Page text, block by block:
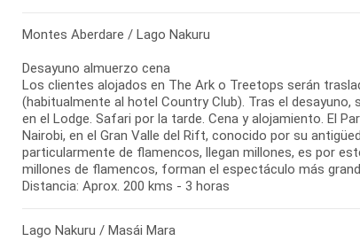
Montes Aberdare / Lago Nakuru
Desayuno almuerzo cena
Los clientes alojados en The Ark o Treetops serán
(habitualmente al hotel Country Club). Tras el desayuno,
en el Lodge. Safari por la tarde. Cena y alojamiento. El
Nairobi, en el Gran Valle del Rift, conocido por su
particularmente de flamencos, llegan millones, es por
millones de flamencos, forman el espectáculo más
Distancia: Aprox. 200 kms - 3 horas
Lago Nakuru / Masái Mara